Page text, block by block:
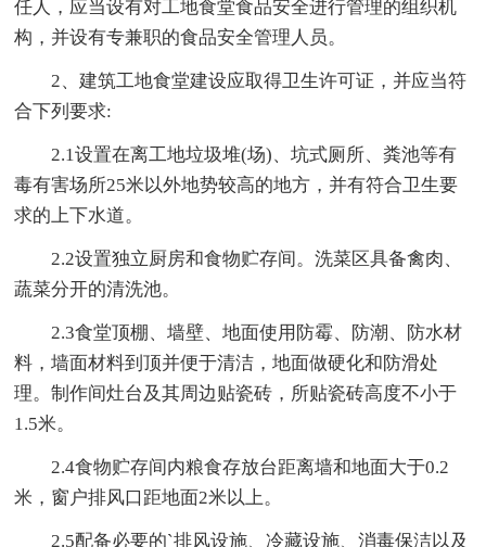
任人，应当设有对工地食堂食品安全进行管理的组织机
构，并设有专兼职的食品安全管理人员。
2、建筑工地食堂建设应取得卫生许可证，并应当符
合下列要求:
2.1设置在离工地垃圾堆(场)、坑式厕所、粪池等有
毒有害场所25米以外地势较高的地方，并有符合卫生要
求的上下水道。
2.2设置独立厨房和食物贮存间。洗菜区具备禽肉、
蔬菜分开的清洗池。
2.3食堂顶棚、墙壁、地面使用防霉、防潮、防水材
料，墙面材料到顶并便于清洁，地面做硬化和防滑处
理。制作间灶台及其周边贴瓷砖，所贴瓷砖高度不小于
1.5米。
2.4食物贮存间内粮食存放台距离墙和地面大于0.2
米，窗户排风口距地面2米以上。
2.5配备必要的`排风设施、冷藏设施、消毒保洁以及